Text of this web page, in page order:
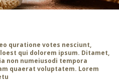
quratione votes nesciunt,
qui dolorem ipsum. Ditamet,
non numeiusodi tempora
quaerat voluptatem. Lorem